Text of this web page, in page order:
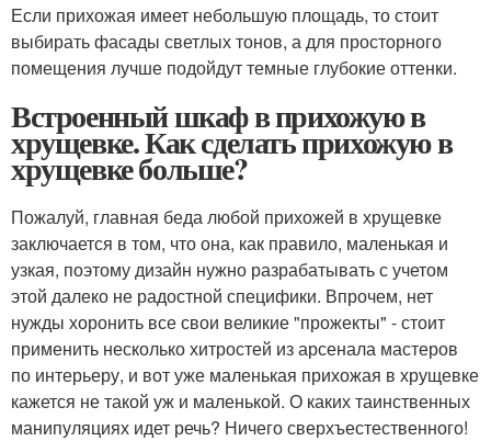
Если прихожая имеет небольшую площадь, то стоит
выбирать фасады светлых тонов, а для просторного
помещения лучше подойдут темные глубокие оттенки.
Встроенный шкаф в прихожую в
хрущевке. Как сделать прихожую в
хрущевке больше?
Пожалуй, главная беда любой прихожей в хрущевке
заключается в том, что она, как правило, маленькая и
узкая, поэтому дизайн нужно разрабатывать с учетом
этой далеко не радостной специфики. Впрочем, нет
нужды хоронить все свои великие "прожекты" - стоит
применить несколько хитростей из арсенала мастеров
по интерьеру, и вот уже маленькая прихожая в хрущевке
кажется не такой уж и маленькой. О каких таинственных
манипуляциях идет речь? Ничего сверхъестественного!